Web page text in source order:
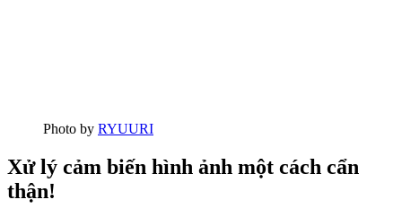
Photo by RYUURI
Xử lý cảm biến hình ảnh một cách cẩn
thận!